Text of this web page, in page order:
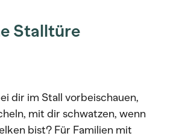
Stalltüre
dir im Stall vorbeischauen,
mit dir schwatzen, wenn
bist? Für Familien mit